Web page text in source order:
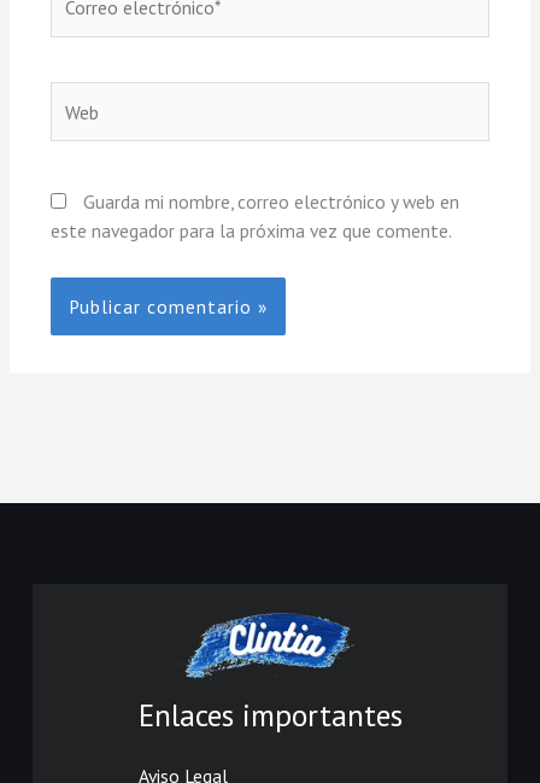
electrónico*
Guarda mi nombre, correo electrónico y web en
este navegador para la próxima vez que comente.
Enlaces importantes
Aviso Legal